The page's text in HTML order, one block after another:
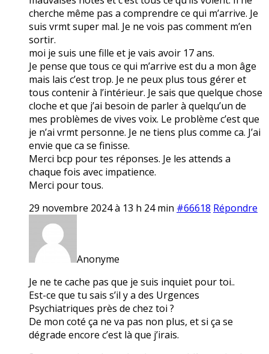
cherche même pas a comprendre ce qui m’arrive. Je
suis vrmt super mal. Je ne vois pas comment m’en
sortir.
moi je suis une fille et je vais avoir 17 ans.
Je pense que tous ce qui m’arrive est du a mon âge
mais lais c’est trop. Je ne peux plus tous gérer et
tous contenir à l’intérieur. Je sais que quelque chose
cloche et que j’ai besoin de parler à quelqu’un de
mes problèmes de vives voix. Le problème c’est que
je n’ai vrmt personne. Je ne tiens plus comme ca. J’ai
envie que ca se finisse.
Merci bcp pour tes réponses. Je les attends a
chaque fois avec impatience.
Merci pour tous.
29 novembre 2024 à 13 h 24 min #66618 Répondre
Anonyme
Je ne te cache pas que je suis inquiet pour toi..
Est-ce que tu sais s’il y a des Urgences
Psychiatriques près de chez toi ?
De mon coté ça ne va pas non plus, et si ça se
dégrade encore c’est là que j’irais.